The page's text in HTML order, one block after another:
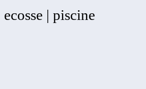
ecosse | piscine